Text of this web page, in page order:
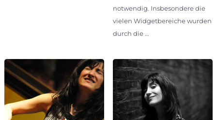
notwendig. Insbesondere die
vielen Widgetbereiche wurden
durch die …